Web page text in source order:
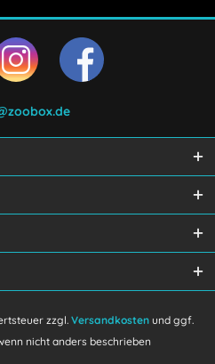
sind Pflichtfelder.
Senden
zzgl. Versandkosten und ggf.
nicht anders beschrieben